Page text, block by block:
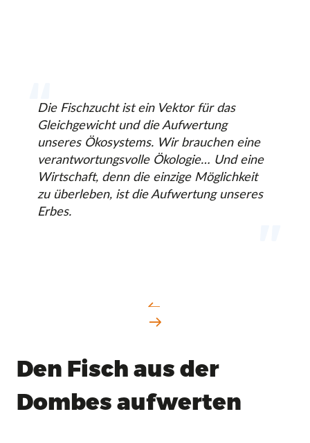
Die Fischzucht ist ein Vektor für das
Gleichgewicht und die Aufwertung
unseres Ökosystems. Wir brauchen eine
verantwortungsvolle Ökologie… Und eine
Wirtschaft, denn die einzige Möglichkeit
zu überleben, ist die Aufwertung unseres
Erbes.
Den Fisch aus der
Dombes aufwerten